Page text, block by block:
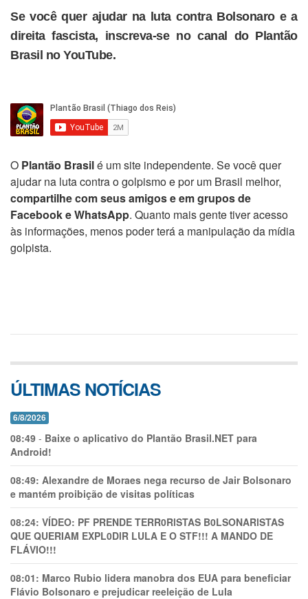
Se você quer ajudar na luta contra Bolsonaro e a
direita fascista, inscreva-se no canal do Plantão
Brasil no YouTube.
O Plantão Brasilé um site independente. Se você quer
ajudar na luta contra o golpismo e por um Brasil melhor,
compartilhe com seus amigos e em grupos de
Facebook e WhatsApp. Quanto mais gente tiver acesso
às informações, menos poder terá a manipulação da mídia
golpista.
ÚLTIMAS NOTÍCIAS
6/8/2026
08:49 - Baixe o aplicativo do Plantão Brasil.NET para
Android!
08:49: Alexandre de Moraes nega recurso de Jair Bolsonaro
e mantém proibição de visitas políticas
08:24: VÍDEO: PF PRENDE TERR0RlSTAS B0LSONARlSTAS
QUE QUERIAM EXPL0DlR LULA E O STF!!! A MANDO DE
FLÁVIO!!!
08:01: Marco Rubio lidera manobra dos EUA para beneficiar
Flávio Bolsonaro e prejudicar reeleição de Lula